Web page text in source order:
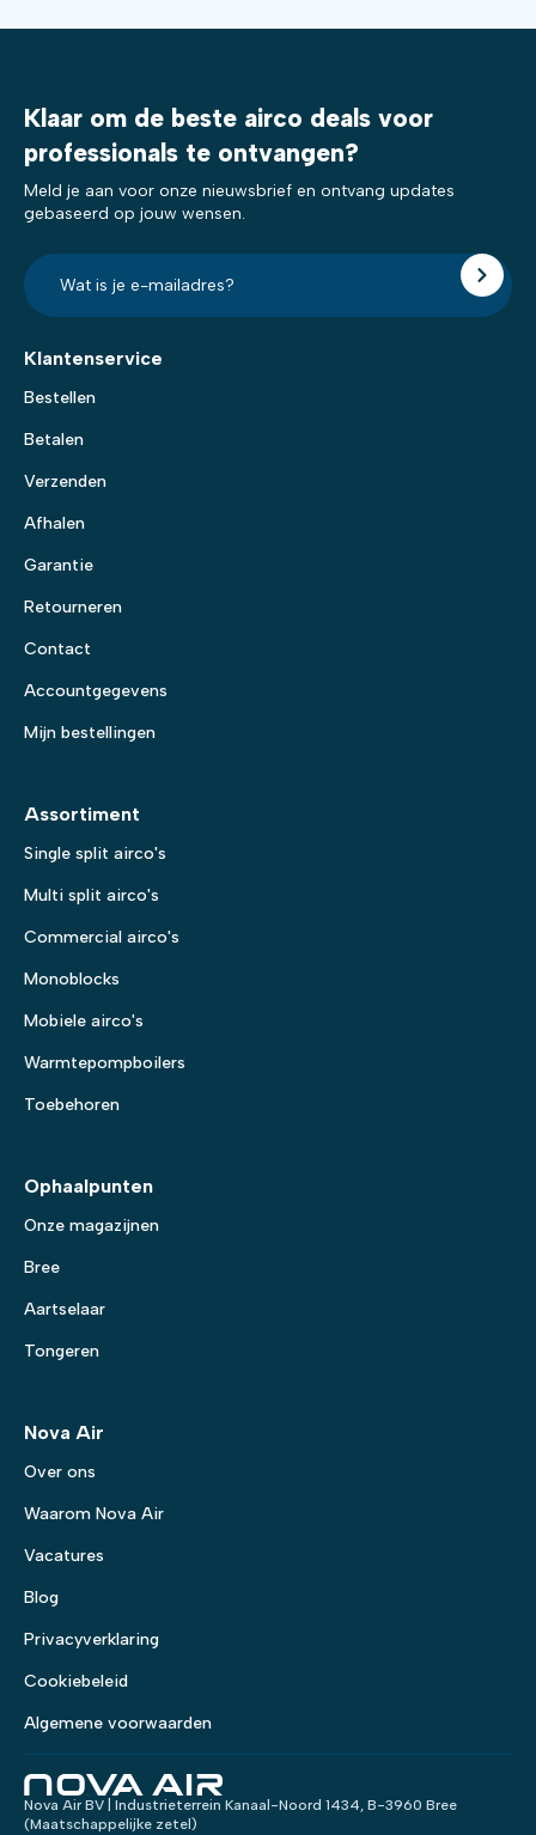
Klaar om de beste airco deals voor
professionals te ontvangen?
Meld je aan voor onze nieuwsbrief en ontvang updates
gebaseerd op jouw wensen.
E-
mailadres?
*
Klantenservice
Bestellen
Betalen
Verzenden
Afhalen
Garantie
Retourneren
Contact
Accountgegevens
Mijn bestellingen
Assortiment
Single split airco's
Multi split airco's
Commercial airco's
Monoblocks
Mobiele airco's
Warmtepompboilers
Toebehoren
Ophaalpunten
Onze magazijnen
Bree
Aartselaar
Tongeren
Nova Air
Over ons
Waarom Nova Air
Vacatures
Blog
Privacyverklaring
Cookiebeleid
Algemene voorwaarden
Nova Air BV | Industrieterrein Kanaal-Noord 1434, B-3960 Bree
(Maatschappelijke zetel)